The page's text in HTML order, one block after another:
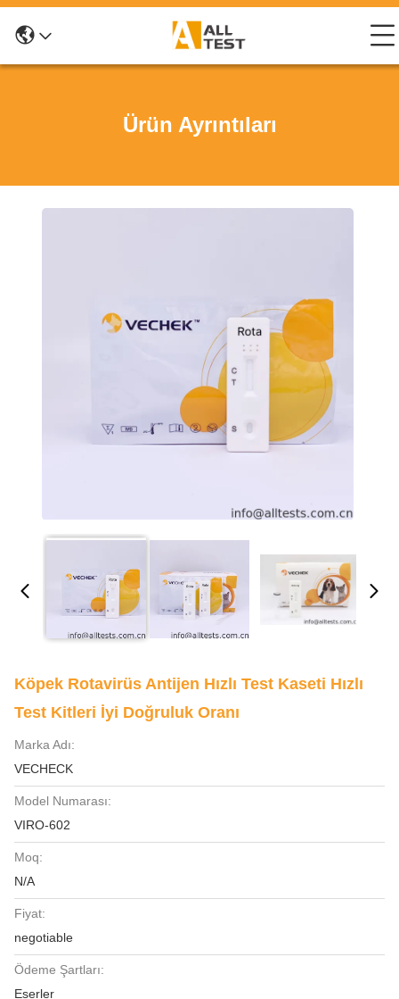
Ürün Ayrıntıları
Köpek Rotavirüs Antijen Hızlı Test Kaseti Hızlı
Test Kitleri İyi Doğruluk Oranı
Marka Adı:
VECHECK
Model Numarası:
VIRO-602
Moq:
N/A
Fiyat:
negotiable
Ödeme Şartları:
Eserler